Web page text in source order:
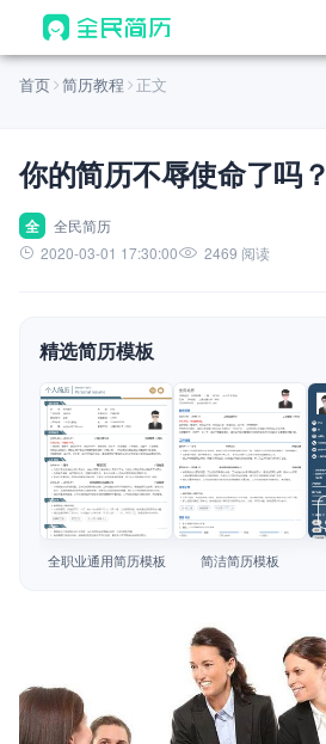
首页
AI 生成简历
AI 优化简历
AI 翻译简历
AI 模拟面试
面试自我介绍
AI 职场工具 New
简历模板
简历教程
首页 简历教程 正文
你的简历不辱使命了吗？
全
全民简历
2020-03-01 17:30:00
2469 阅读
精选简历模板
查看模板
全职业通用简历模板
查看模板
简洁简历模板